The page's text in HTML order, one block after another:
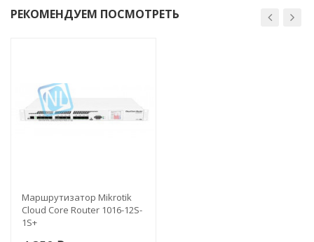
РЕКОМЕНДУЕМ ПОСМОТРЕТЬ
Маршрутизатор Mikrotik
Cloud Core Router 1016-12S-
1S+